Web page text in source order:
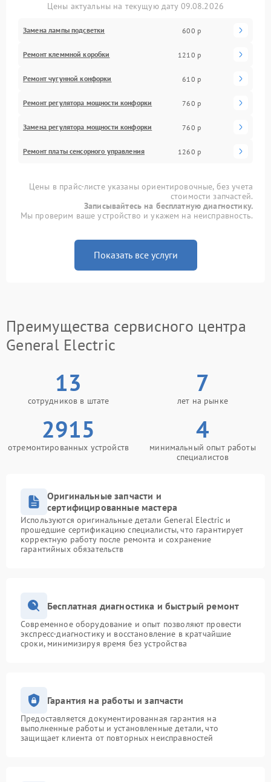
Цены актуальны на текущую дату 09.08.2026
Замена лампы подсветки 600 р
Ремонт клеммной коробки 1210 р
Ремонт чугунной конфорки 610 р
Ремонт регулятора мощности конфорки 760 р
Замена регулятора мощности конфорки 760 р
Ремонт платы сенсорного управления 1260 р
Цены в прайс-листе указаны ориентировочные, без учета
стоимости запчастей.
Записывайтесь на бесплатную диагностику.
Мы проверим ваше устройство и укажем на неисправность.
Показать все услуги
Преимущества сервисного центра
General Electric
13
сотрудников в штате
7
лет на рынке
2915
отремонтированных устройств
4
минимальный опыт работы
специалистов
Оригинальные запчасти и
сертифицированные мастера
Используются оригинальные детали General Electric и
прошедшие сертификацию специалисты, что гарантирует
корректную работу после ремонта и сохранение
гарантийных обязательств
Бесплатная диагностика и быстрый ремонт
Современное оборудование и опыт позволяют провести
экспресс-диагностику и восстановление в кратчайшие
сроки, минимизируя время без устройства
Гарантия на работы и запчасти
Предоставляется документированная гарантия на
выполненные работы и установленные детали, что
защищает клиента от повторных неисправностей